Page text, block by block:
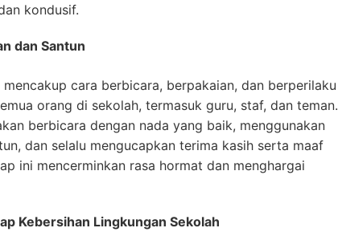
kondusif.
dan Santun
cara berbicara, berpakaian, dan berperilaku
orang di sekolah, termasuk guru, staf, dan teman.
berbicara dengan nada yang baik, menggunakan
dan selalu mengucapkan terima kasih serta maaf
ini mencerminkan rasa hormat dan menghargai
Kebersihan Lingkungan Sekolah